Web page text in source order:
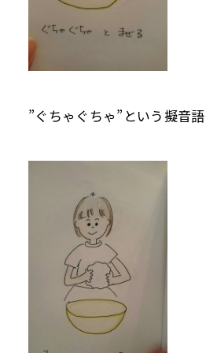
”ぐちゃぐちゃ”という擬音語